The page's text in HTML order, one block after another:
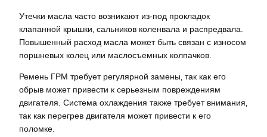
Утечки масла часто возникают из-под прокладок
клапанной крышки‚ сальников коленвала и распредвала.
Повышенный расход масла может быть связан с износом
поршневых колец или маслосъемных колпачков.
Ремень ГРМ требует регулярной замены‚ так как его
обрыв может привести к серьезным повреждениям
двигателя. Система охлаждения также требует внимания‚
так как перегрев двигателя может привести к его
поломке.